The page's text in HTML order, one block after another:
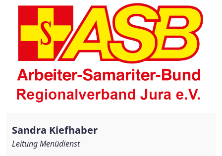
Sandra Kiefhaber
Leitung Menüdienst